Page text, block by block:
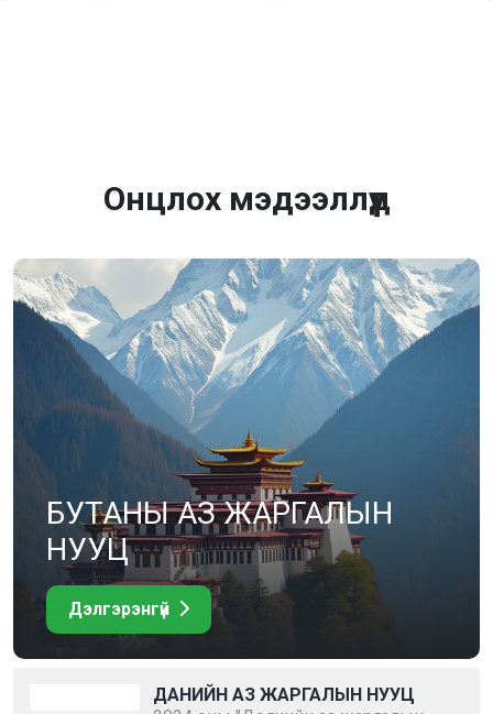
Онцлох мэдээллүүд
БУТАНЫ АЗ ЖАРГАЛЫН
НУУЦ
Дэлгэрэнгүй
ДАНИЙН АЗ ЖАРГАЛЫН НУУЦ